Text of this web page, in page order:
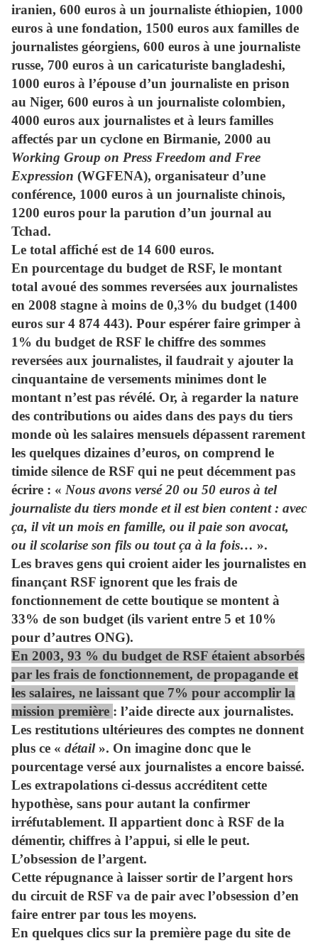
iranien, 600 euros à un journaliste éthiopien, 1000
euros à une fondation, 1500 euros aux familles de
journalistes géorgiens, 600 euros à une journaliste
russe, 700 euros à un caricaturiste bangladeshi,
1000 euros à l’épouse d’un journaliste en prison
au Niger, 600 euros à un journaliste colombien,
4000 euros aux journalistes et à leurs familles
affectés par un cyclone en Birmanie, 2000 au
Working Group on Press Freedom and Free
Expression (WGFENA), organisateur d’une
conférence, 1000 euros à un journaliste chinois,
1200 euros pour la parution d’un journal au
Tchad.
Le total affiché est de 14 600 euros.
En pourcentage du budget de RSF, le montant
total avoué des sommes reversées aux journalistes
en 2008 stagne à moins de 0,3% du budget (1400
euros sur 4 874 443). Pour espérer faire grimper à
1% du budget de RSF le chiffre des sommes
reversées aux journalistes, il faudrait y ajouter la
cinquantaine de versements minimes dont le
montant n’est pas révélé. Or, à regarder la nature
des contributions ou aides dans des pays du tiers
monde où les salaires mensuels dépassent rarement
les quelques dizaines d’euros, on comprend le
timide silence de RSF qui ne peut décemment pas
écrire : « Nous avons versé 20 ou 50 euros à tel
journaliste du tiers monde et il est bien content : avec
ça, il vit un mois en famille, ou il paie son avocat,
ou il scolarise son fils ou tout ça à la fois… ».
Les braves gens qui croient aider les journalistes en
finançant RSF ignorent que les frais de
fonctionnement de cette boutique se montent à
33% de son budget (ils varient entre 5 et 10%
pour d’autres ONG).
En 2003, 93 % du budget de RSF étaient absorbés
par les frais de fonctionnement, de propagande et
les salaires, ne laissant que 7% pour accomplir la
mission première : l’aide directe aux journalistes.
Les restitutions ultérieures des comptes ne donnent
plus ce « détail». On imagine donc que le
pourcentage versé aux journalistes a encore baissé.
Les extrapolations ci-dessus accréditent cette
hypothèse, sans pour autant la confirmer
irréfutablement. Il appartient donc à RSF de la
démentir, chiffres à l’appui, si elle le peut.
L’obsession de l’argent.
Cette répugnance à laisser sortir de l’argent hors
du circuit de RSF va de pair avec l’obsession d’en
faire entrer par tous les moyens.
En quelques clics sur la première page du site de